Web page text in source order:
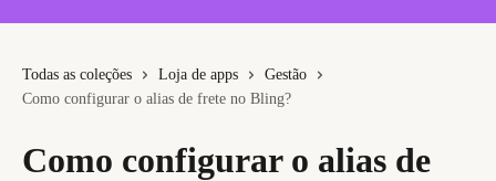
Todas as coleções Loja de apps
Gestão
Como configurar o alias de frete no Bling?
Como configurar o alias de